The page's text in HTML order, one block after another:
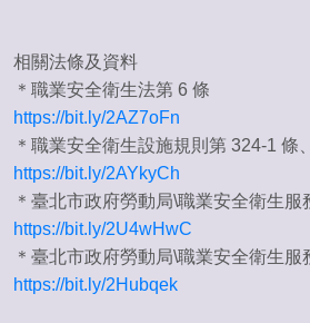
相關法條及資料
＊職業安全衛生法第 6 條
https://bit.ly/2AZ7oFn
＊職業安全衛生設施規則第 324-1 條
https://bit.ly/2AYkyCh
＊臺北市政府勞動局\職業安全衛生服
https://bit.ly/2U4wHwC
＊臺北市政府勞動局\職業安全衛生服
https://bit.ly/2Hubqek